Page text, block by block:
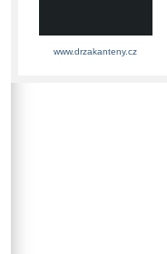
www.drzakanteny.cz